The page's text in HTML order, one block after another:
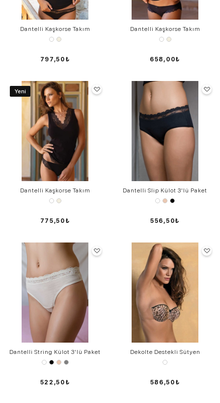
Dantelli Kaşkorse Takım
797,50₺
Dantelli Kaşkorse Takım
658,00₺
Yeni
Dantelli Kaşkorse Takım
775,50₺
Dantelli Slip Külot 3'lü Paket
556,50₺
Dantelli String Külot 3'lü Paket
522,50₺
Dekolte Destekli Sütyen
586,50₺